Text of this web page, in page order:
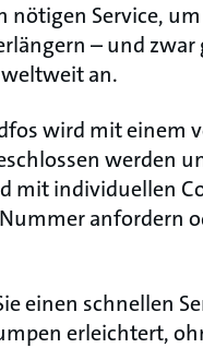
nötigen Service,
– und
an.
wird mit einem
werden
mit individuellen
anfordern
einen schnellen
erleichtert,